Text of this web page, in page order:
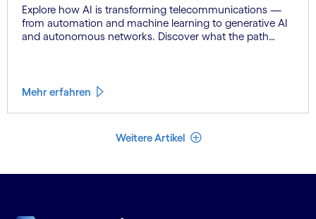
Explore how AI is transforming telecommunications —
from automation and machine learning to generative AI
and autonomous networks. Discover what the path
Mehr erfahren
Weitere Artikel Weniger Artikel